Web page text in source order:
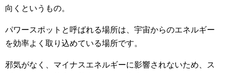
向くというもの。
パワースポットと呼ばれる場所は、宇宙からのエネルギー
を効率よく取り込めている場所です。
邪気がなく、マイナスエネルギーに影響されないため、ス